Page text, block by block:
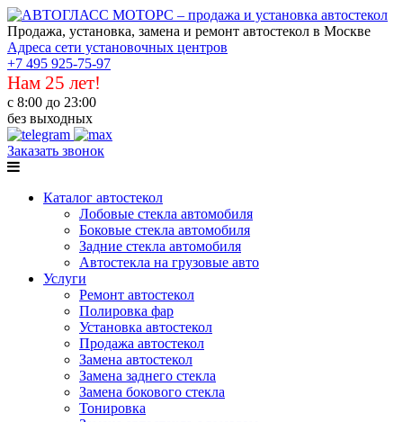
Продажа, установка, замена и ремонт автостекол в Москве
Адреса сети установочных центров
+7 495 925-75-97
Нам 25 лет!
с 8:00 до 23:00
без выходных
Заказать звонок
Каталог автостекол
Лобовые стекла автомобиля
Боковые стекла автомобиля
Задние стекла автомобиля
Автостекла на грузовые авто
Услуги
Ремонт автостекол
Полировка фар
Установка автостекол
Продажа автостекол
Замена автостекол
Замена заднего стекла
Замена бокового стекла
Тонировка